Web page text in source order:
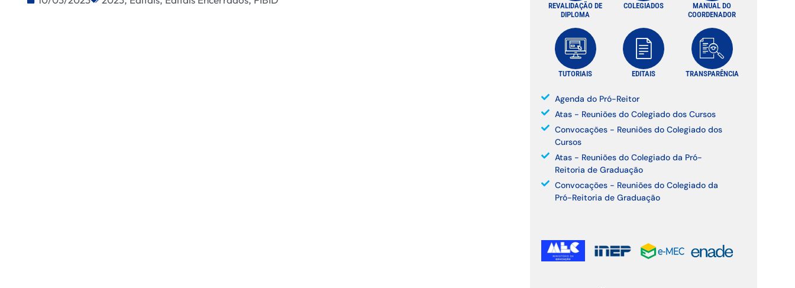
REVALIDAÇÃO DE
DIPLOMA
COLEGIADOS
MANUAL DO
COORDENADOR
TUTORIAIS EDITAIS TRANSPARÊNCIA
Agenda do Pró-Reitor
Atas - Reuniões do Colegiado dos Cursos
Convocações - Reuniões do Colegiado dos
Cursos
Atas - Reuniões do Colegiado da Pró-
Reitoria de Graduação
Convocações - Reuniões do Colegiado da
Pró-Reitoria de Graduação